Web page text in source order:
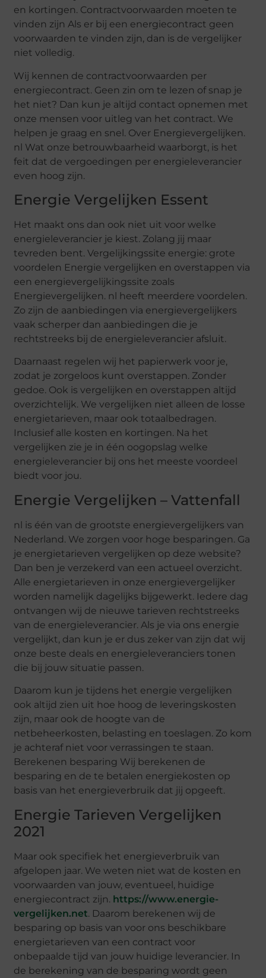
en kortingen. Contractvoorwaarden moeten te
vinden zijn Als er bij een energiecontract geen
voorwaarden te vinden zijn, dan is de vergelijker
niet volledig.
Wij kennen de contractvoorwaarden per
energiecontract. Geen zin om te lezen of snap je
het niet? Dan kun je altijd contact opnemen met
onze mensen voor uitleg van het contract. We
helpen je graag en snel. Over Energievergelijken.
nl Wat onze betrouwbaarheid waarborgt, is het
feit dat de vergoedingen per energieleverancier
even hoog zijn.
Energie Vergelijken Essent
Het maakt ons dan ook niet uit voor welke
energieleverancier je kiest. Zolang jij maar
tevreden bent. Vergelijkingssite energie: grote
voordelen Energie vergelijken en overstappen via
een energievergelijkingssite zoals
Energievergelijken. nl heeft meerdere voordelen.
Zo zijn de aanbiedingen via energievergelijkers
vaak scherper dan aanbiedingen die je
rechtstreeks bij de energieleverancier afsluit.
Daarnaast regelen wij het papierwerk voor je,
zodat je zorgeloos kunt overstappen. Zonder
gedoe. Ook is vergelijken en overstappen altijd
overzichtelijk. We vergelijken niet alleen de losse
energietarieven, maar ook totaalbedragen.
Inclusief alle kosten en kortingen. Na het
vergelijken zie je in één oogopslag welke
energieleverancier bij ons het meeste voordeel
biedt voor jou.
Energie Vergelijken – Vattenfall
nl is één van de grootste energievergelijkers van
Nederland. We zorgen voor hoge besparingen. Ga
je energietarieven vergelijken op deze website?
Dan ben je verzekerd van een actueel overzicht.
Alle energietarieven in onze energievergelijker
worden namelijk dagelijks bijgewerkt. Iedere dag
ontvangen wij de nieuwe tarieven rechtstreeks
van de energieleverancier. Als je via ons energie
vergelijkt, dan kun je er dus zeker van zijn dat wij
onze beste deals en energieleveranciers tonen
die bij jouw situatie passen.
Daarom kun je tijdens het energie vergelijken
ook altijd zien uit hoe hoog de leveringskosten
zijn, maar ook de hoogte van de
netbeheerkosten, belasting en toeslagen. Zo kom
je achteraf niet voor verrassingen te staan.
Berekenen besparing Wij berekenen de
besparing en de te betalen energiekosten op
basis van het energieverbruik dat jij opgeeft.
Energie Tarieven Vergelijken
2021
Maar ook specifiek het energieverbruik van
afgelopen jaar. We weten niet wat de kosten en
voorwaarden van jouw, eventueel, huidige
energiecontract zijn. https://www.energie-
vergelijken.net. Daarom berekenen wij de
besparing op basis van voor ons beschikbare
energietarieven van een contract voor
onbepaalde tijd van jouw huidige leverancier. In
de berekening van de besparing wordt geen